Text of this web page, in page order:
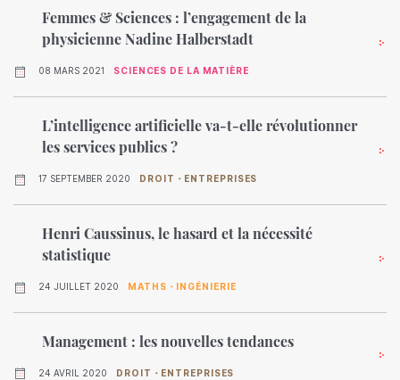
Femmes & Sciences : l’engagement de la
physicienne Nadine Halberstadt
08 MARS 2021 SCIENCES DE LA MATIÈRE
L’intelligence artificielle va-t-elle révolutionner
les services publics ?
17 SEPTEMBER 2020 DROIT・ENTREPRISES
Henri Caussinus, le hasard et la nécessité
statistique
24 JUILLET 2020 MATHS・INGÉNIERIE
Management : les nouvelles tendances
24 AVRIL 2020 DROIT・ENTREPRISES